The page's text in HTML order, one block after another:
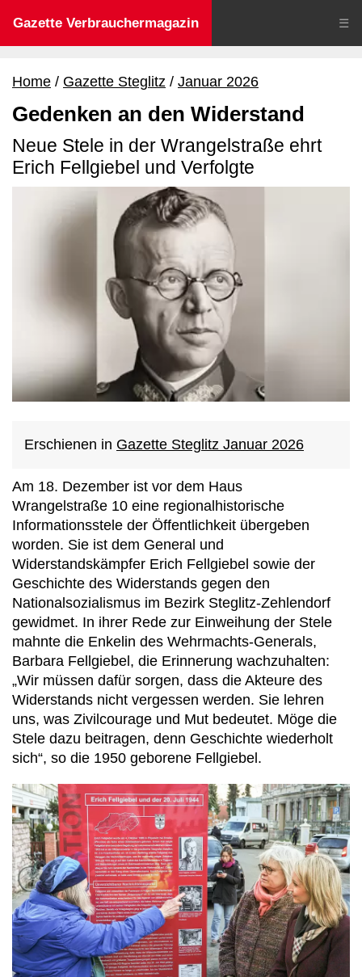
Gazette Verbrauchermagazin ☰
Home Gazette Steglitz Januar 2026
Gedenken an den Widerstand
Neue Stele in der Wrangelstraße ehrt
Erich Fellgiebel und Verfolgte
Erschienen in Gazette Steglitz Januar 2026
Am 18. Dezember ist vor dem Haus
Wrangelstraße 10 eine regionalhistorische
Informationsstele der Öffentlichkeit übergeben
worden. Sie ist dem General und
Widerstandskämpfer Erich Fellgiebel sowie der
Geschichte des Widerstands gegen den
Nationalsozialismus im Bezirk Steglitz-Zehlendorf
gewidmet. In ihrer Rede zur Einweihung der Stele
mahnte die Enkelin des Wehrmachts-Generals,
Barbara Fellgiebel, die Erinnerung wachzuhalten:
„Wir müssen dafür sorgen, dass die Akteure des
Widerstands nicht vergessen werden. Sie lehren
uns, was Zivilcourage und Mut bedeutet. Möge die
Stele dazu beitragen, denn Geschichte wiederholt
sich“, so die 1950 geborene Fellgiebel.